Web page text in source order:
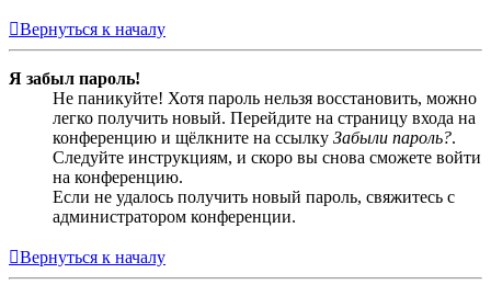
Вернуться к началу
Я забыл пароль!
Не паникуйте! Хотя пароль нельзя восстановить, можно
легко получить новый. Перейдите на страницу входа на
конференцию и щёлкните на ссылку Забыли пароль?.
Следуйте инструкциям, и скоро вы снова сможете войти
на конференцию.
Если не удалось получить новый пароль, свяжитесь с
администратором конференции.
Вернуться к началу